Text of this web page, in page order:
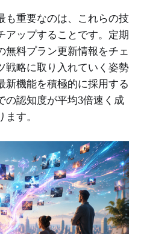
も重要なのは、これらの技
アップすることです。定期
無料プラン更新情報をチェ
戦略に取り入れていく姿勢
新機能を積極的に採用する
の認知度が平均3倍速く成
す。